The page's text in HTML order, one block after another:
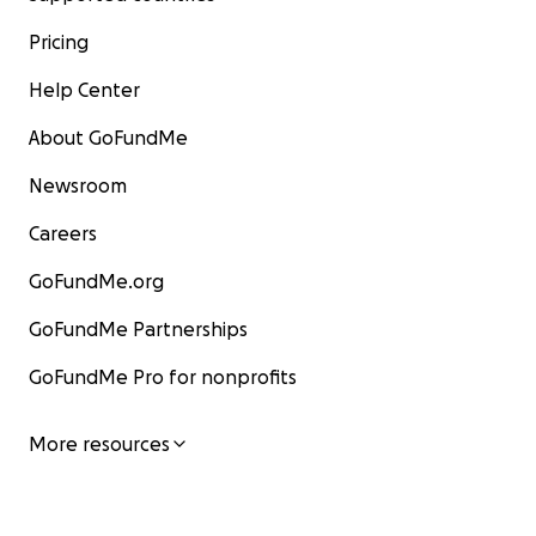
Pricing
Help Center
About GoFundMe
Newsroom
Careers
GoFundMe.org
GoFundMe Partnerships
GoFundMe Pro for nonprofits
More resources